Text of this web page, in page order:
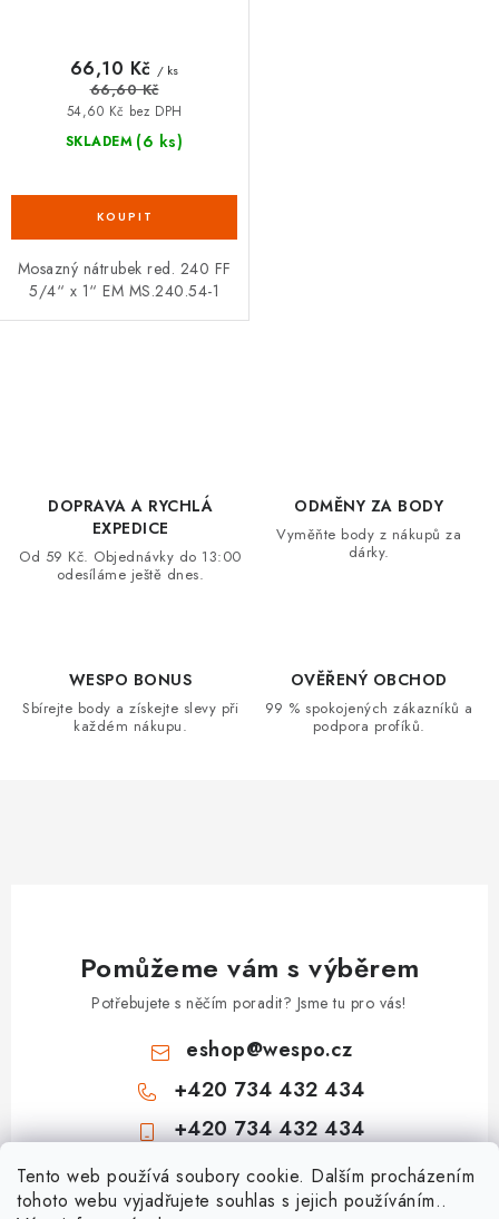
Tento web používá soubory cookie. Dalším procházením
tohoto webu vyjadřujete souhlas s jejich používáním..
SKLADEM (6 ks)
54,60 Kč bez DPH
66,10 Kč / ks
66,60 Kč
Mosazný nátrubek red. 240 FF
5/4“ x 1“ EM MS.240.54-1
c
k
DOPRAVA A RYCHLÁ
EXPEDICE
Od 59 Kč. Objednávky do 13:00
odesíláme ještě dnes.
ODMĚNY ZA BODY
Vyměňte body z nákupů za
dárky.
WESPO BONUS
Sbírejte body a získejte slevy při
každém nákupu.
OVĚŘENÝ OBCHOD
99 % spokojených zákazníků a
podpora profíků.
Pomůžeme vám s výběrem
Potřebujete s něčím poradit? Jsme tu pro vás!
eshop@wespo.cz
+420 734 432 434
+420 734 432 434